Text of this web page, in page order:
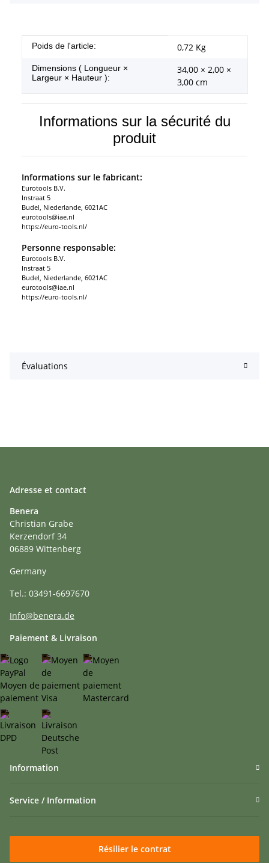
#productDetails.itemInformation#
#productDetails.itemValue#
Poids de l'article: 0,72 Kg
Dimensions ( Longueur ×
Largeur × Hauteur ):
34,00 × 2,00 ×
3,00 cm
Informations sur la sécurité du
produit
Informations sur le fabricant:
Eurotools B.V.
Instraat 5
Budel, Niederlande, 6021AC
eurotools@iae.nl
https://euro-tools.nl/
Personne responsable:
Eurotools B.V.
Instraat 5
Budel, Niederlande, 6021AC
eurotools@iae.nl
https://euro-tools.nl/
Évaluations
Adresse et contact
Benera
Christian Grabe
Kerzendorf 34
06889 Wittenberg
Germany
Tel.: 03491-6697670
Info@benera.de
Paiement & Livraison
Information
Service / Information
Résilier le contrat